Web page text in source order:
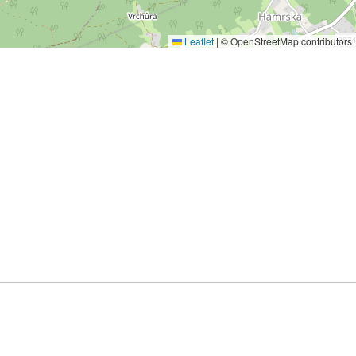
Leaflet | © OpenStreetMap contributors